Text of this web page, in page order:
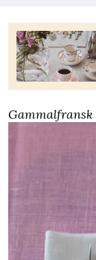
Gammalfransk